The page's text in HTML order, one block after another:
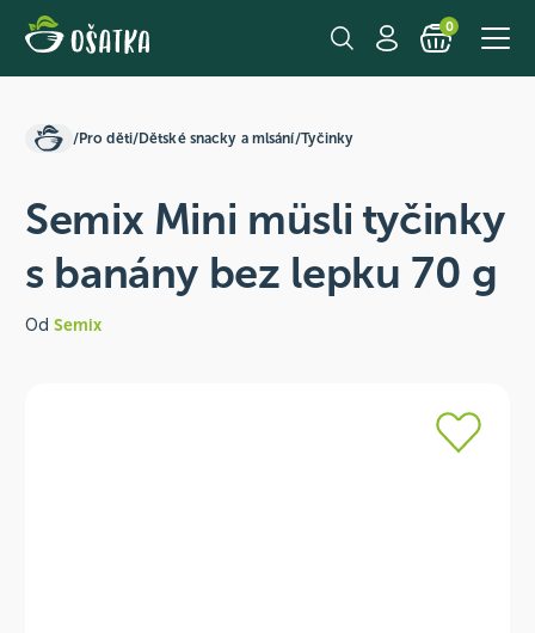
0
/Pro děti/Dětské snacky a mlsání/Tyčinky
Semix Mini müsli tyčinky
s banány bez lepku 70 g
Od Semix